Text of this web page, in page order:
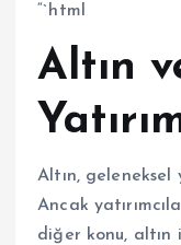
“`html
Altın
Altın, geleneksel
Ancak
diğer konu, altın